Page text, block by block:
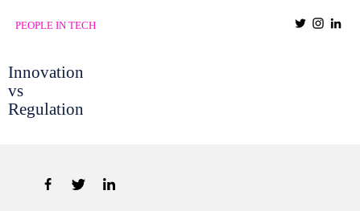
PEOPLE IN TECH
Innovation
vs
Regulation